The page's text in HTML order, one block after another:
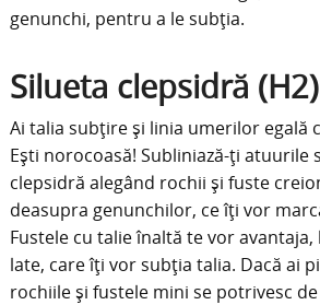
genunchi, pentru a le subția.
Silueta clepsidră (H2)
Ai talia subțire și linia umerilor egală
Ești norocoasă! Subliniază-ți atuurile
clepsidră alegând rochii și fuste
deasupra genunchilor, ce îți vor
Fustele cu talie înaltă te vor avantaja,
late, care îți vor subția talia. Dacă ai
rochiile și fustele mini se potrivesc